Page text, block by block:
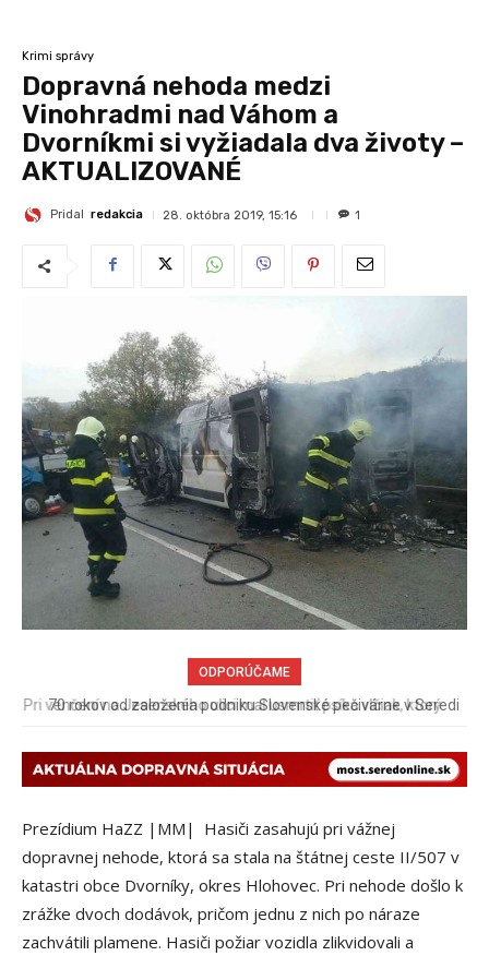
Krimi správy
Dopravná nehoda medzi
Vinohradmi nad Váhom a
Dvorníkmi si vyžiadala dva životy –
AKTUALIZOVANÉ
Pridal redakcia 28. októbra 2019, 15:16 1
ODPORÚČAME
70 rokov od založenia podniku Slovenské pečivárne v Seredi
Prezídium HaZZ |MM| Hasiči zasahujú pri vážnej
dopravnej nehode, ktorá sa stala na štátnej ceste II/507 v
katastri obce Dvorníky, okres Hlohovec. Pri nehode došlo k
zrážke dvoch dodávok, pričom jednu z nich po náraze
zachvátili plamene. Hasiči požiar vozidla zlikvidovali a